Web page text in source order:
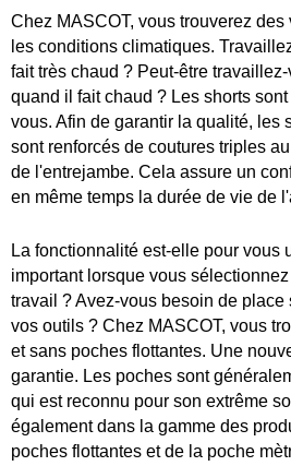
Chez MASCOT, vous trouverez
les conditions climatiques.
fait très chaud ? Peut-être
quand il fait chaud ? Les shorts
vous. Afin de garantir la qualité, les
sont renforcés de coutures triples
de l'entrejambe. Cela assure un
en même temps la durée de vie de
La fonctionnalité est-elle pour vous
important lorsque vous
travail ? Avez-vous besoin de
vos outils ? Chez MASCOT, vous
et sans poches flottantes. Une
garantie. Les poches sont
qui est reconnu pour son extrême
également dans la gamme des
poches flottantes et de la poche